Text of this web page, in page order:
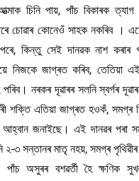
চিনি পায়, পাঁচ বিকাৰক
চোৱাৰ কোনেওঁ সাহক নকৰিব ।
কিন্তু সেই দানৱক নাশ কৰাৰ
নিজকে জাগ্ৰত কৰিব, তেতিয়া
নৰকৰ দূৱাৰৰ সলনি স্বৰ্গৰ
শক্তি এতিয়া জাগ্ৰত হওকঁ,
আহ্বান জনাইছে। এই দানৱৰ পৰা
৩ সন্তানৰ মাতৃ নহয়, সমগ্ৰ
অসুৰৰ বশৱৰ্তী হৈ ক্ষণিক